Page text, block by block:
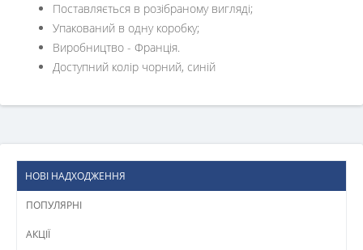
Поставляється в розібраному вигляді;
Упакований в одну коробку;
Виробництво - Франція.
Доступний колір чорний, синій
НОВІ НАДХОДЖЕННЯ
ПОПУЛЯРНІ
АКЦІЇ